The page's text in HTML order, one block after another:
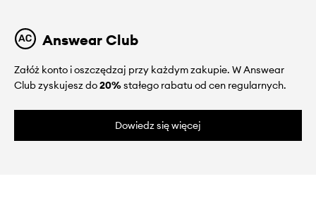
Answear Club
Załóż konto i oszczędzaj przy każdym zakupie. W Answear
Club zyskujesz do20%stałego rabatu od cen regularnych.
Dowiedz się więcej